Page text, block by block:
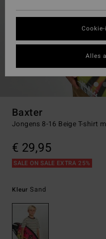
Baxter
Jongens 8-16 Beige T-shirt
€ 29,95
SALE ON SALE EXTRA 25%
Kleur Sand
Alles